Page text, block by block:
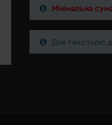
Мінімальна
Для текстилю